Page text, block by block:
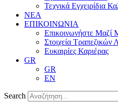
Τεχνικά Εγχειρίδια
ΝΕΑ
ΕΠΙΚΟΙΝΩΝΙΑ
Επικοινωνήστε Μαζί
Στοιχεία Τραπεζικών
Ευκαιρίες Καριέρας
GR
GR
EN
Search